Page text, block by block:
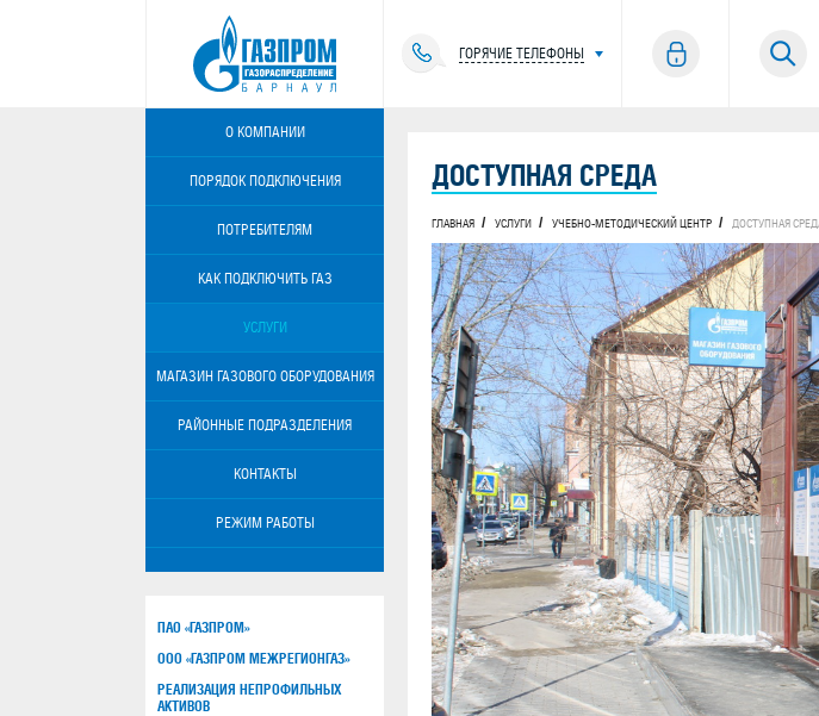
ГОРЯЧИЕ ТЕЛЕФОНЫ
О КОМПАНИИ
ПОРЯДОК ПОДКЛЮЧЕНИЯ
ПОТРЕБИТЕЛЯМ
КАК ПОДКЛЮЧИТЬ ГАЗ
УСЛУГИ
МАГАЗИН ГАЗОВОГО ОБОРУДОВАНИЯ
РАЙОННЫЕ ПОДРАЗДЕЛЕНИЯ
КОНТАКТЫ
РЕЖИМ РАБОТЫ
ПАО «ГАЗПРОМ»
ООО «ГАЗПРОМ МЕЖРЕГИОНГАЗ»
РЕАЛИЗАЦИЯ НЕПРОФИЛЬНЫХ
АКТИВОВ
ДОСТУПНАЯ СРЕДА
ГЛАВНАЯ УСЛУГИ УЧЕБНО-МЕТОДИЧЕСКИЙ ЦЕНТР ДОСТУПНАЯ